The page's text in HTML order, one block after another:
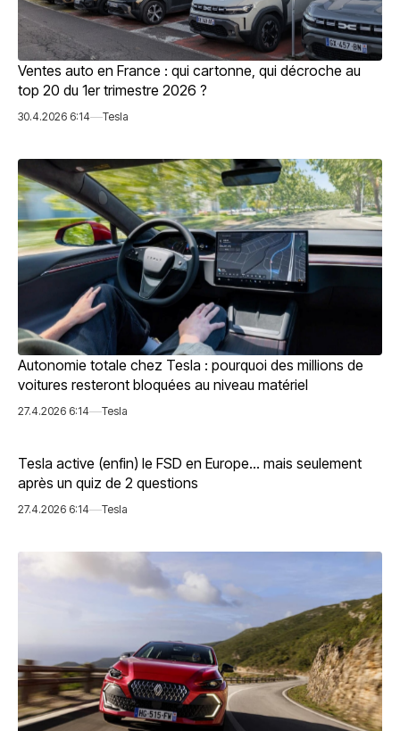
Ventes auto en France : qui cartonne, qui décroche au
top 20 du 1er trimestre 2026 ?
30.4.2026 6:14 Tesla
Autonomie totale chez Tesla : pourquoi des millions de
voitures resteront bloquées au niveau matériel
27.4.2026 6:14 Tesla
Tesla active (enfin) le FSD en Europe… mais seulement
après un quiz de 2 questions
27.4.2026 6:14 Tesla